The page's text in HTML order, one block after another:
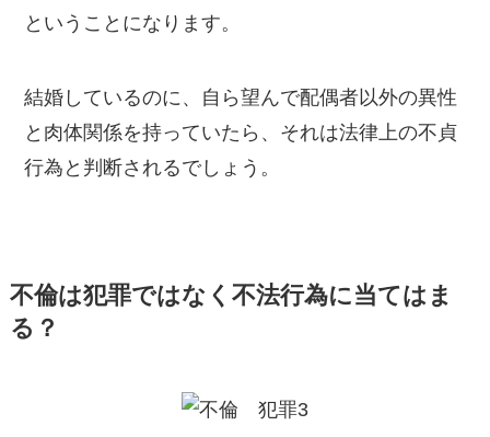
ということになります。
結婚しているのに、自ら望んで配偶者以外の異性
と肉体関係を持っていたら、それは法律上の不貞
行為と判断されるでしょう。
不倫は犯罪ではなく不法行為に当てはま
る？